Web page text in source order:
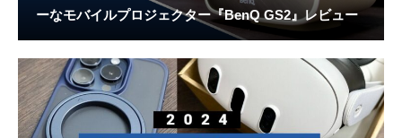
ーなモバイルプロジェクター『BenQ GS2』レビュー